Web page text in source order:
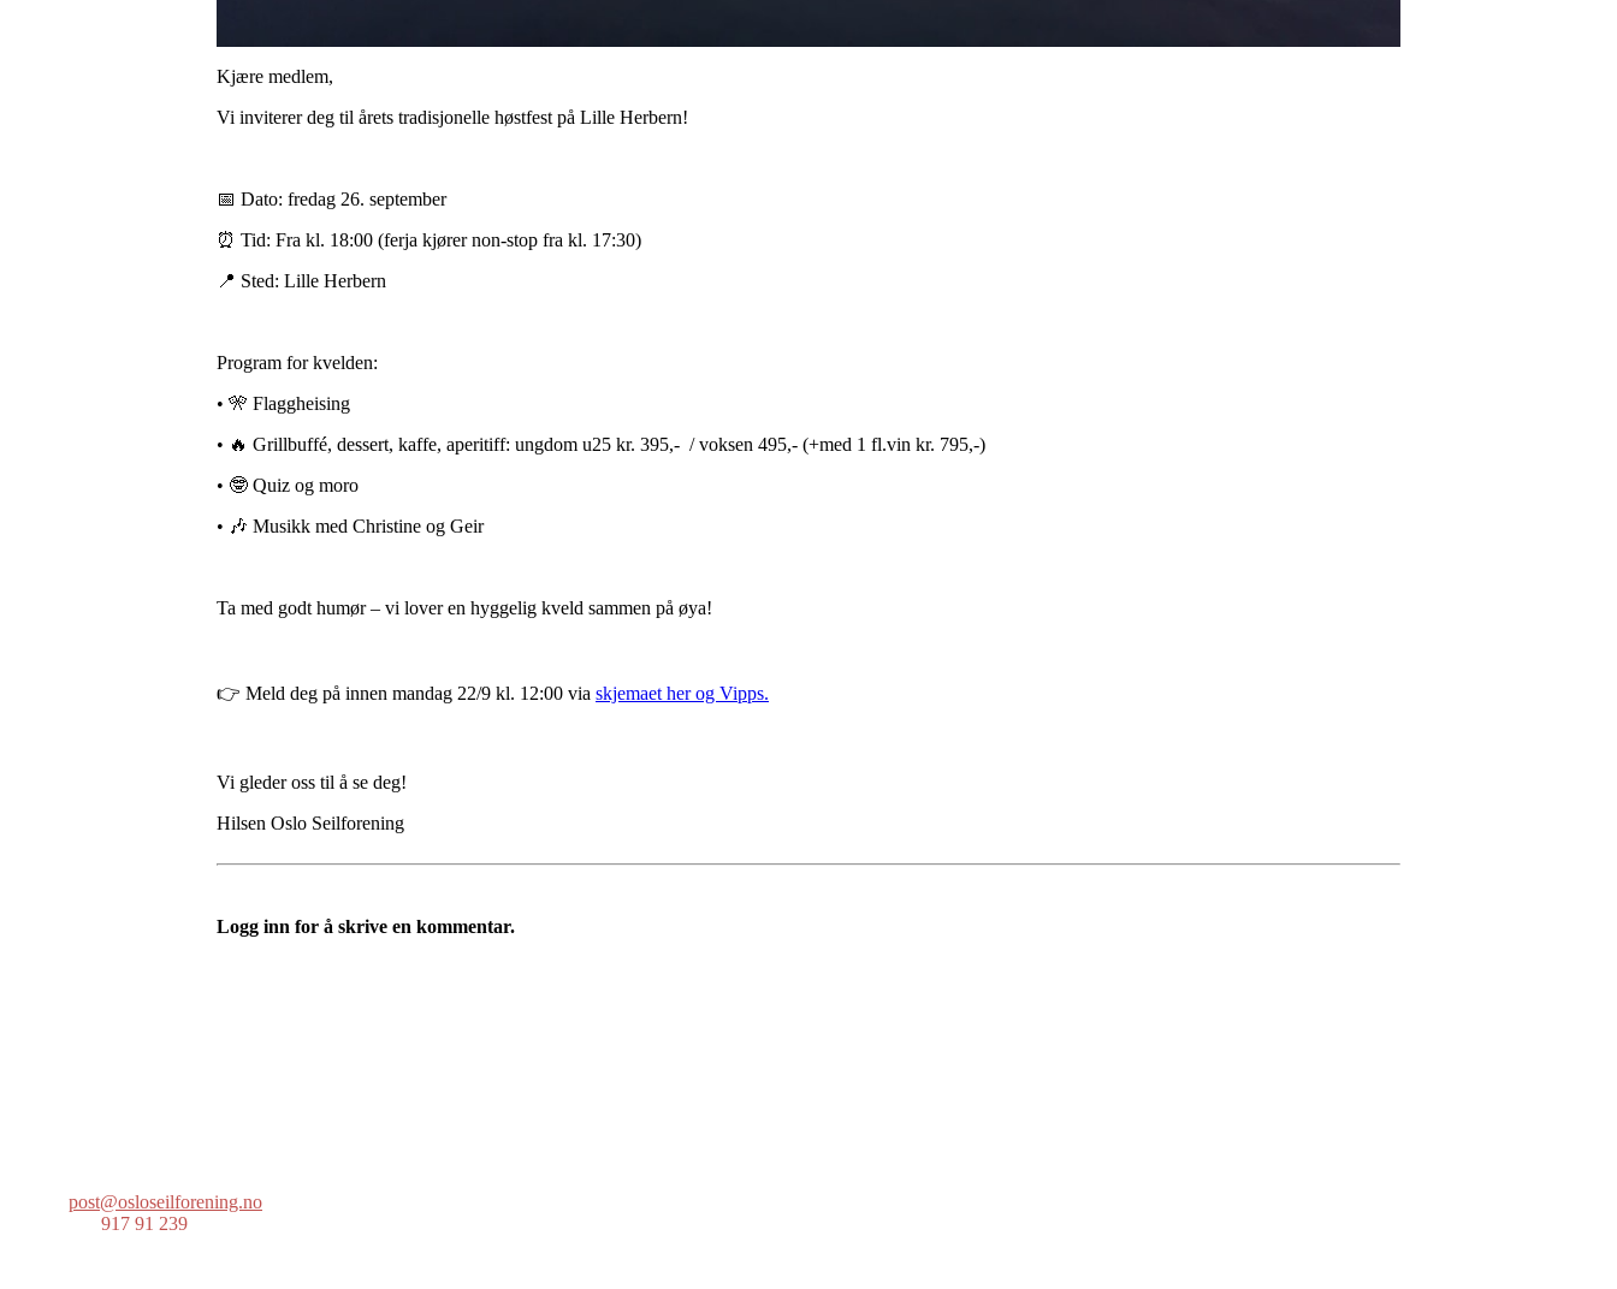
Kjære medlem,
Vi inviterer deg til årets tradisjonelle høstfest på Lille Herbern!
📅 Dato: fredag 26. september
⏰ Tid: Fra kl. 18:00 (ferja kjører non-stop fra kl. 17:30)
📍 Sted: Lille Herbern
Program for kvelden:
• 🎌 Flaggheising
• 🔥 Grillbuffé, dessert, kaffe, aperitiff: ungdom u25 kr. 395,- / voksen 495,- (+med 1 fl.vin kr. 795,-)
• 🤓 Quiz og moro
• 🎶 Musikk med Christine og Geir
Ta med godt humør – vi lover en hyggelig kveld sammen på øya!
👉 Meld deg på innen mandag 22/9 kl. 12:00 via skjemaet her og Vipps.
Vi gleder oss til å se deg!
Hilsen Oslo Seilforening
Logg inn for å skrive en kommentar.
post@osloseilforening.no
917 91 239